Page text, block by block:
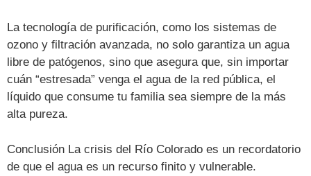
La tecnología de purificación, como los sistemas de
ozono y filtración avanzada, no solo garantiza un agua
libre de patógenos, sino que asegura que, sin importar
cuán “estresada” venga el agua de la red pública, el
líquido que consume tu familia sea siempre de la más
alta pureza.
Conclusión La crisis del Río Colorado es un recordatorio
de que el agua es un recurso finito y vulnerable.